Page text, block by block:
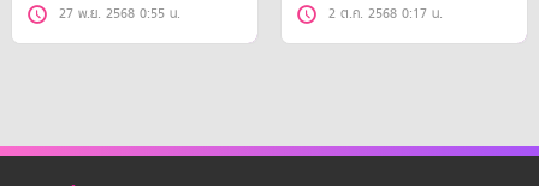
27 พ.ย. 2568 0:55 น. 2 ต.ค. 2568 0:17 น.